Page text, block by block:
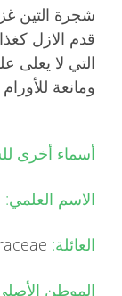
شجرة التين
قدم الازل
التي لا يعلى
ومانعة
أسماء أخرى
الاسم العلمي:
العائلة:
الموطن